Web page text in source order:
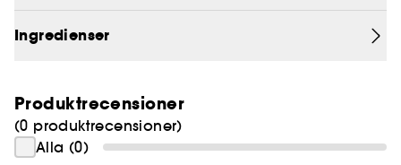
Ingredienser
Produktrecensioner
(0 produktrecensioner)
Alla (0)